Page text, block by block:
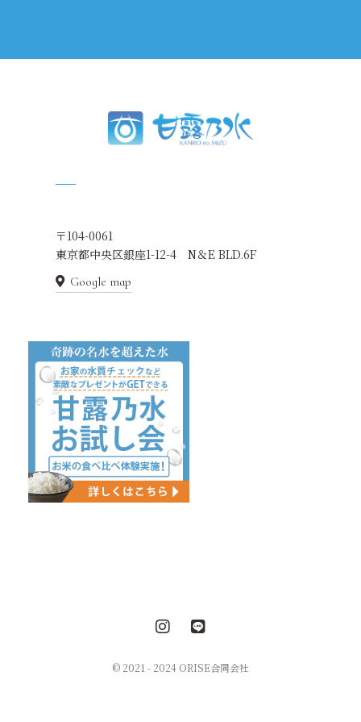
〒104-0061
東京都中央区銀座1-12-4 N＆E BLD.6F
Google map
© 2021 - 2024 ORISE合同会社